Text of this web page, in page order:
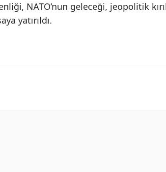
NATO’nun geleceği, jeopolitik
yatırıldı.